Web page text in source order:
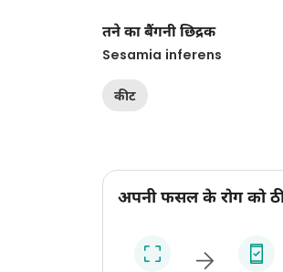
तने का बैंगनी छिद्रक
Sesamia inferens
कीट
अपनी फसल के रोग को